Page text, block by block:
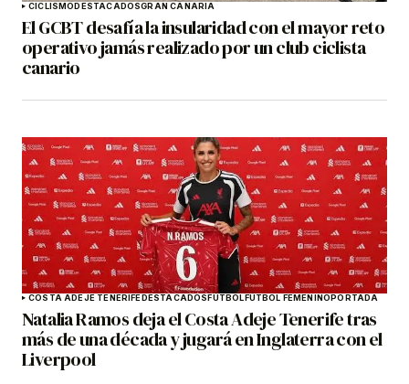
CICLISMODESTACADOSGRAN CANARIA
El GCBT desafía la insularidad con el mayor reto
operativo jamás realizado por un club ciclista
canario
COSTA ADEJE TENERIFEDESTACADOSFÚTBOLFÚTBOL FEMENINOPORTADA
Natalia Ramos deja el Costa Adeje Tenerife tras
más de una década y jugará en Inglaterra con el
Liverpool